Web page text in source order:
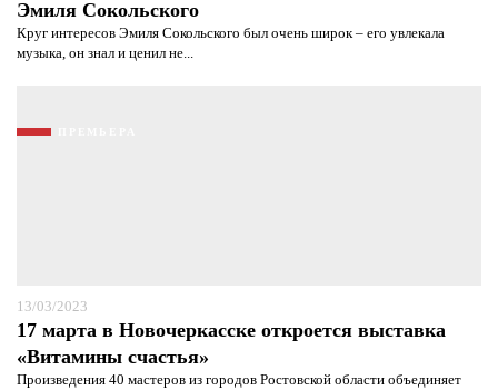
Эмиля Сокольского
Круг интересов Эмиля Сокольского был очень широк – его увлекала
музыка, он знал и ценил не...
13/03/2023
17 марта в Новочеркасске откроется выставка
«Витамины счастья»
Произведения 40 мастеров из городов Ростовской области объединяет